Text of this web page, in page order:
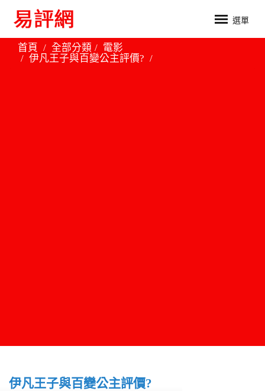
選單
首頁 全部分類
電影
伊凡王子與百變公主評價?
伊凡王子與百變公主評價?